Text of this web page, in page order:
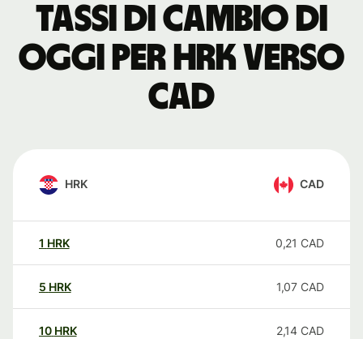
Tassi di cambio di
oggi per HRK verso
CAD
HRK CAD
1 HRK 0,21 CAD
5 HRK 1,07 CAD
10 HRK 2,14 CAD